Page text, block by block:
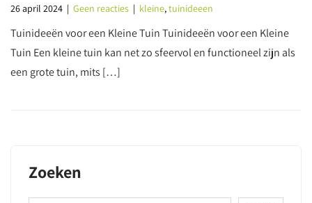
26 april 2024 | Geen reacties | kleine,tuinideeen
Tuinideeën voor een Kleine Tuin Tuinideeën voor een Kleine
Tuin Een kleine tuin kan net zo sfeervol en functioneel zijn als
een grote tuin, mits […]
Zoeken